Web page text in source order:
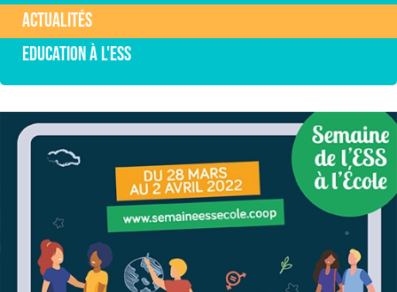
Actualités
Education à l'ESS